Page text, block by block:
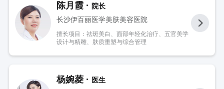
陈月霞 ·院长
长沙伊百丽医学美肤美容医院
擅长项目：祛斑美白、面部年轻化治疗、五官美学
设计与精雕、肤质重塑与综合管理
杨婉菱 ·医生